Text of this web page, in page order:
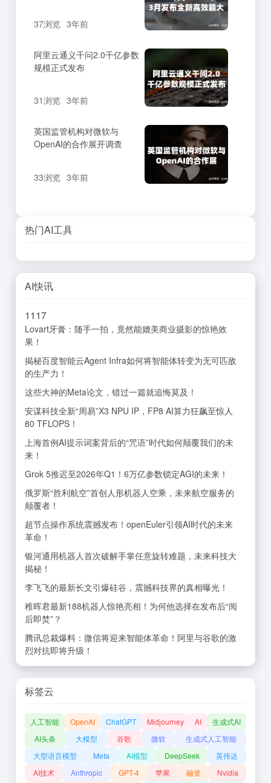
37浏览 3年前
阿里云通义千问2.0千亿参数
规模正式发布
31浏览 3年前
英国监管机构对微软与
OpenAI的合作展开调查
33浏览 3年前
热门AI工具
AI快讯
1117
Lovart牙膏：随手一拍，竟然能媲美商业摄影的惊艳效
果！
揭秘百度智能云Agent Infra如何将智能体转变为无可匹敌
的生产力！
这些大神的Meta论文，错过一篇就追悔莫及！
安谋科技全新“周易”X3 NPU IP，FP8 AI算力狂飙至惊人
80 TFLOPS！
上海首例AI提示词案背后的“咒语”时代如何颠覆我们的未
来！
Grok 5推迟至2026年Q1！6万亿参数锁定AGI的未来！
俄罗斯“胜利航空”首创人形机器人空乘，未来航空服务的
颠覆者！
超节点操作系统震撼发布！openEuler引领AI时代的未来
革命！
银河通用机器人首次破解手掌任意旋转难题，未来科技大
揭秘！
李飞飞的最新长文引爆硅谷，震撼科技界的真相曝光！
稚晖君最新188机器人惊艳亮相！为何他选择在发布后“阅
后即焚”？
腾讯总裁爆料：微信将迎来智能体革命！阿里与谷歌的激
烈对抗即将升级！
标签云
人工智能 OpenAI ChatGPT Midjourney AI
生成式AI
AI头条
大模型 谷歌 微软
生成式人工智能
大型语言模型
Meta AI模型 DeepSeek
英伟达
AI技术
Anthropic GPT-4 苹果 融资
Nvidia